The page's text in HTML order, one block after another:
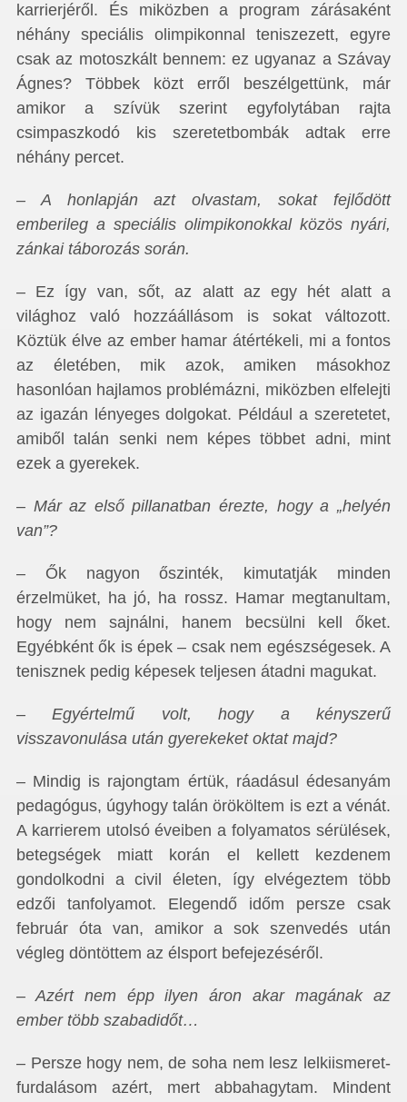
karrierjéről. És miközben a program zárásaként
néhány speciális olimpikonnal teniszezett, egyre
csak az motoszkált bennem: ez ugyanaz a Szávay
Ágnes? Többek közt erről beszélgettünk, már
amikor a szívük szerint egyfolytában rajta
csimpaszkodó kis szeretetbombák adtak erre
néhány percet.
– A honlapján azt olvastam, sokat fejlődött
emberileg a speciális olimpikonokkal közös nyári,
zánkai táborozás során.
– Ez így van, sőt, az alatt az egy hét alatt a
világhoz való hozzáállásom is sokat változott.
Köztük élve az ember hamar átértékeli, mi a fontos
az életében, mik azok, amiken másokhoz
hasonlóan hajlamos problémázni, miközben elfelejti
az igazán lényeges dolgokat. Például a szeretetet,
amiből talán senki nem képes többet adni, mint
ezek a gyerekek.
– Már az első pillanatban érezte, hogy a „helyén
van”?
– Ők nagyon őszinték, kimutatják minden
érzelmüket, ha jó, ha rossz. Hamar megtanultam,
hogy nem sajnálni, hanem becsülni kell őket.
Egyébként ők is épek – csak nem egészségesek. A
tenisznek pedig képesek teljesen átadni magukat.
– Egyértelmű volt, hogy a kényszerű
visszavonulása után gyerekeket oktat majd?
– Mindig is rajongtam értük, ráadásul édesanyám
pedagógus, úgyhogy talán örököltem is ezt a vénát.
A karrierem utolsó éveiben a folyamatos sérülések,
betegségek miatt korán el kellett kezdenem
gondolkodni a civil életen, így elvégeztem több
edzői tanfolyamot. Elegendő időm persze csak
február óta van, amikor a sok szenvedés után
végleg döntöttem az élsport befejezéséről.
– Azért nem épp ilyen áron akar magának az
ember több szabadidőt…
– Persze hogy nem, de soha nem lesz lelkiismeret-
furdalásom azért, mert abbahagytam. Mindent